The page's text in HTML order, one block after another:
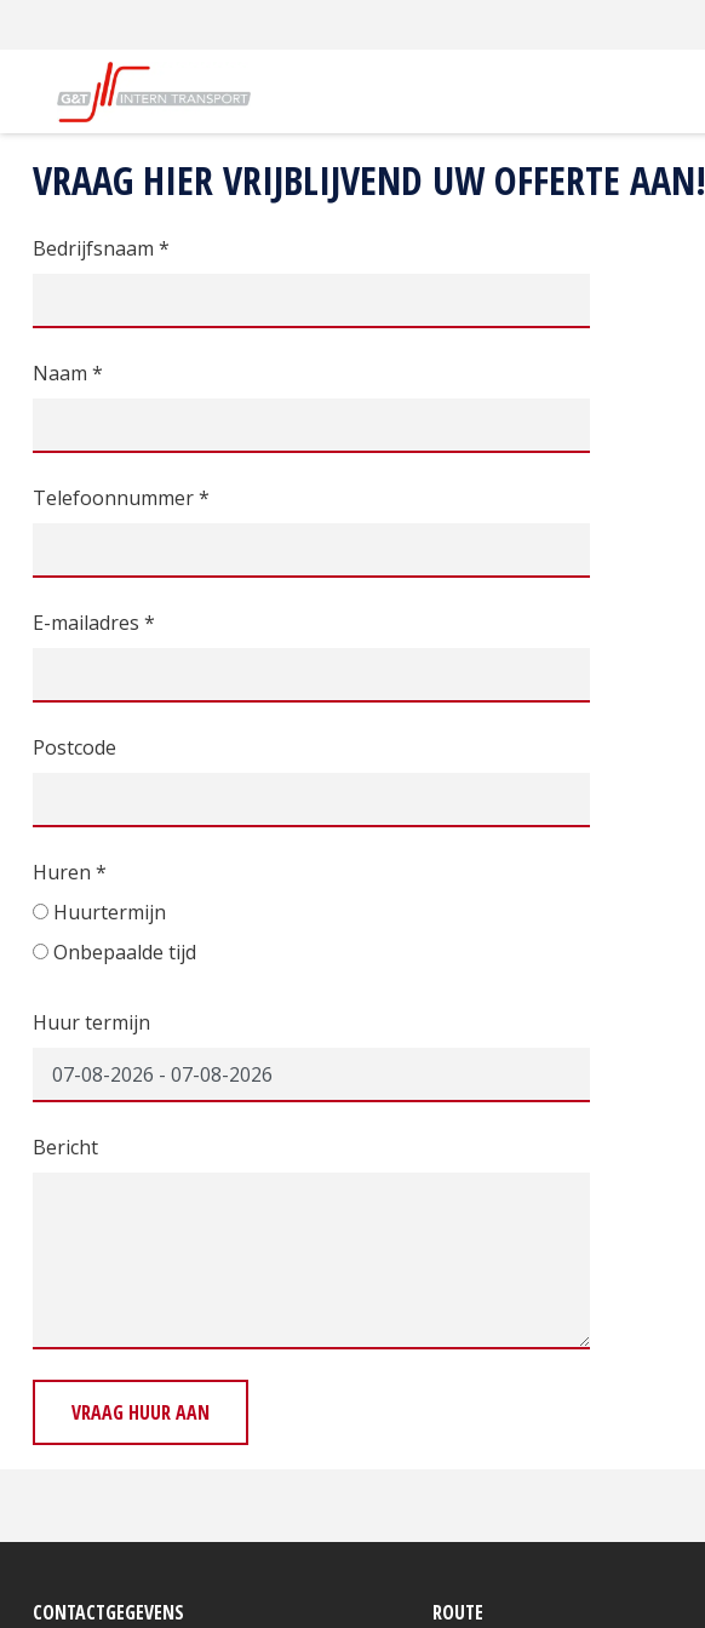
VRAAG HIER VRIJBLIJVEND UW OFFERTE AAN!
Bedrijfsnaam *
Naam *
Telefoonnummer *
E-mailadres *
Postcode
Huren *
Huurtermijn
Onbepaalde tijd
Huur termijn
Bericht
VRAAG HUUR AAN
CONTACTGEGEVENS ROUTE